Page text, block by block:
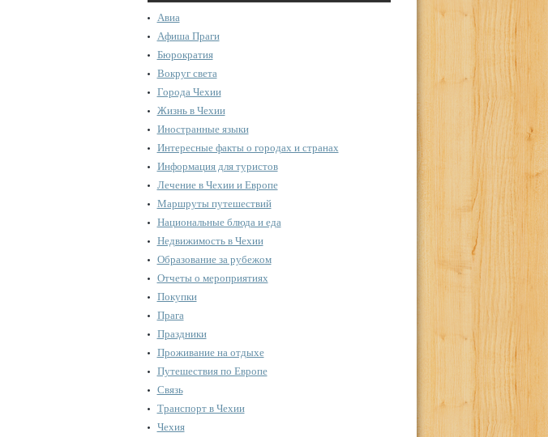
Авиа
Афиша Праги
Бюрократия
Вокруг света
Города Чехии
Жизнь в Чехии
Иностранные языки
Интересные факты о городах и странах
Информация для туристов
Лечение в Чехии и Европе
Маршруты путешествий
Национальные блюда и еда
Недвижимость в Чехии
Образование за рубежом
Отчеты о мероприятиях
Покупки
Прага
Праздники
Проживание на отдыхе
Путешествия по Европе
Связь
Транспорт в Чехии
Чехия